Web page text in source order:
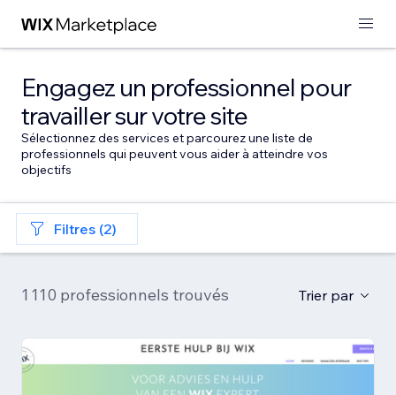
Engagez un professionnel pour
travailler sur votre site
Sélectionnez des services et parcourez une liste de
professionnels qui peuvent vous aider à atteindre vos
objectifs
Filtres (2)
1 110 professionnels trouvés Trier par